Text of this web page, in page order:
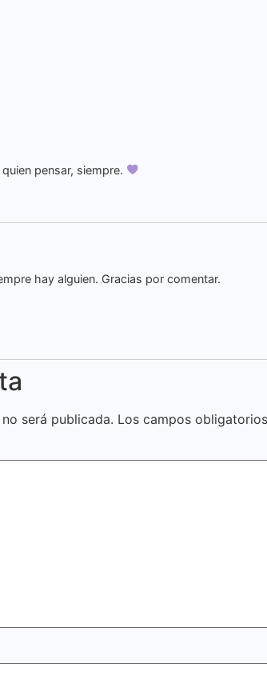
pensar, siempre.
hay alguien. Gracias por comentar.
será publicada. Los campos